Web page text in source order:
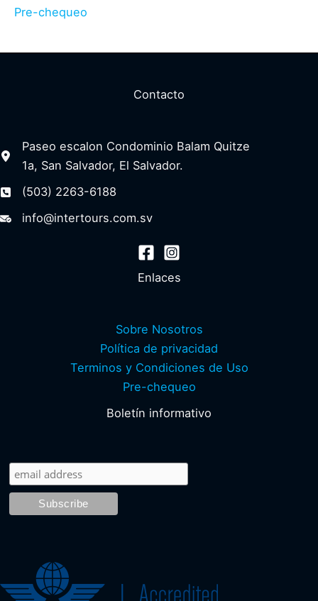
Pre-chequeo
Contacto
Paseo escalon Condominio Balam Quitze
1a, San Salvador, El Salvador.
(503) 2263-6188
info@intertours.com.sv
Enlaces
Sobre Nosotros
Política de privacidad
Terminos y Condiciones de Uso
Pre-chequeo
Boletín informativo